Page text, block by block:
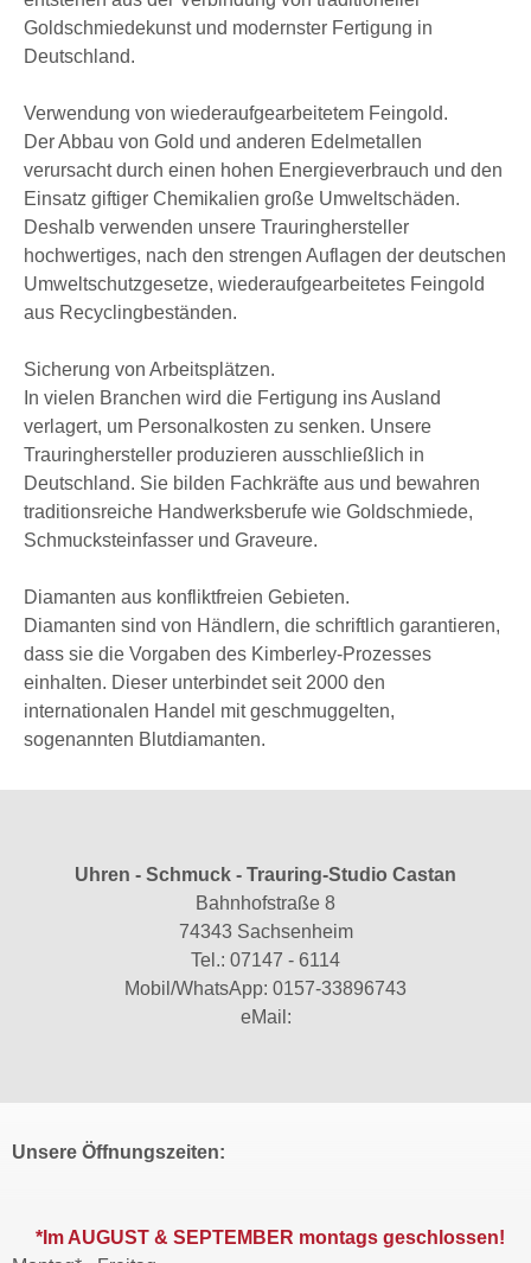
Goldschmiedekunst und modernster Fertigung in
Deutschland.
Verwendung von wiederaufgearbeitetem Feingold.
Der Abbau von Gold und anderen Edelmetallen
verursacht durch einen hohen Energieverbrauch und den
Einsatz giftiger Chemikalien große Umweltschäden.
Deshalb verwenden unsere Trauringhersteller
hochwertiges, nach den strengen Auflagen der deutschen
Umweltschutzgesetze, wiederaufgearbeitetes Feingold
aus Recyclingbeständen.
Sicherung von Arbeitsplätzen.
In vielen Branchen wird die Fertigung ins Ausland
verlagert, um Personalkosten zu senken. Unsere
Trauringhersteller produzieren ausschließlich in
Deutschland. Sie bilden Fachkräfte aus und bewahren
traditionsreiche Handwerksberufe wie Goldschmiede,
Schmucksteinfasser und Graveure.
Diamanten aus konfliktfreien Gebieten.
Diamanten sind von Händlern, die schriftlich garantieren,
dass sie die Vorgaben des Kimberley-Prozesses
einhalten. Dieser unterbindet seit 2000 den
internationalen Handel mit geschmuggelten,
sogenannten Blutdiamanten.
Uhren - Schmuck - Trauring-Studio Castan
Bahnhofstraße 8
74343 Sachsenheim
Tel.: 07147 - 6114
Mobil/WhatsApp: 0157-33896743
eMail:
Unsere Öffnungszeiten:
*Im AUGUST & SEPTEMBER montags geschlossen!